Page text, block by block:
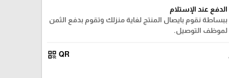
الدفع عند الإستلام
ببساطة نقوم بايصال المنتج لغاية منزلك وتقوم بدفع الثمن
لموظف التوصيل.
QR
qr_code